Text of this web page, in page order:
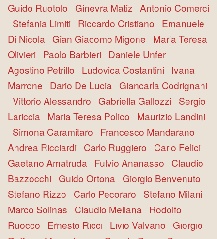
Guido Ruotolo
Ginevra Matiz Antonio Comerci
Stefania Limiti Riccardo Cristiano
Emanuele
Di Nicola Gian Giacomo Migone
Maria Teresa
Olivieri Paolo Barbieri Daniele Unfer
Agostino Petrillo
Ludovica Costantini
Ivana
Marrone
Dario De Lucia Giancarla Codrignani
Vittorio Alessandro
Gabriella Gallozzi Sergio
Lariccia Maria Teresa Polico
Maurizio Landini
Simona Caramitaro
Francesco Mandarano
Andrea Ricciardi Carlo Ruggiero
Carlo Felici
Gaetano Amatruda Fulvio Ananasso
Claudio
Bazzocchi Guido Ortona Giorgio Benvenuto
Stefano Rizzo
Carlo Pecoraro
Stefano Milani
Marco Solinas
Claudio Mellana Rodolfo
Ruocco
Ernesto Ricci Livio Valvano
Giorgio